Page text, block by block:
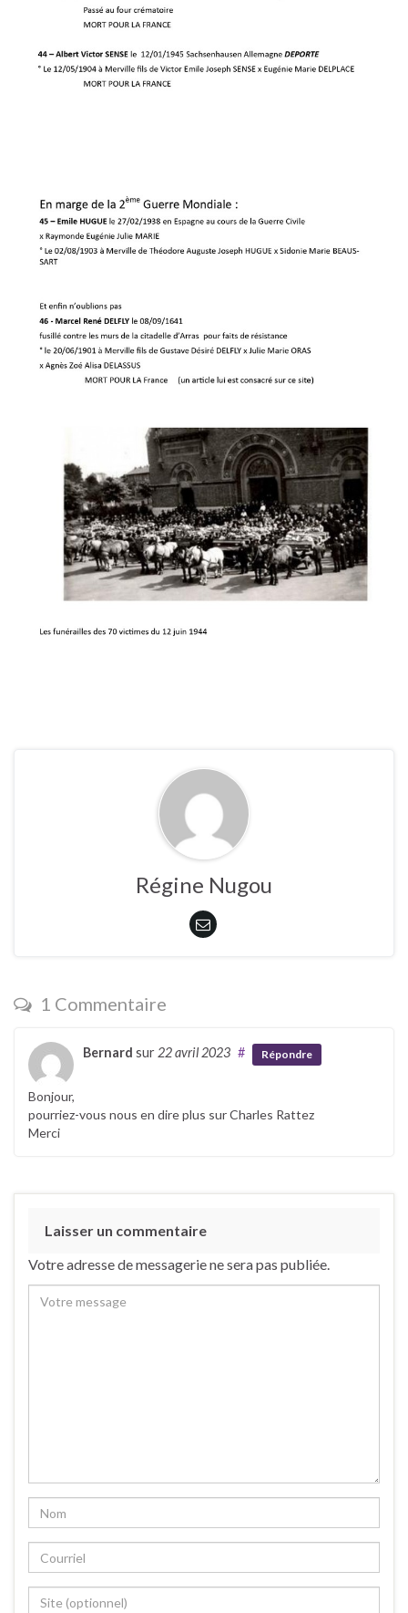
Régine Nugou
1 Commentaire
Bernard sur 22 avril 2023 # Répondre
Bonjour,
pourriez-vous nous en dire plus sur Charles Rattez
Merci
Laisser un commentaire
Votre adresse de messagerie ne sera pas publiée.